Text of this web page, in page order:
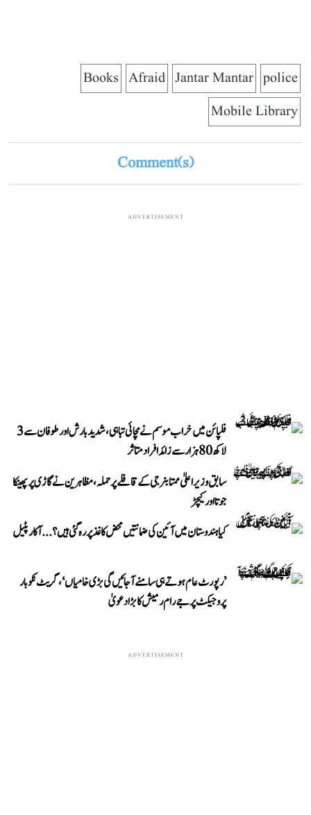
police
Jantar Mantar
Afraid
Books
Mobile Library
Comment(s)
ADVERTISEMENT
فلپائن میں خراب موسم نے مچائی تباہی، شدید بارش اور طوفان سے 3
لاکھ 80 ہزار سے زائد افراد متاثر
سابق وزیر اعلیٰ ممتا بنرجی کے قافلے پر حملہ، مظاہرین نے گاڑی پر پھینکا
جوتا اور کیچڑ
کیا ہندوستان میں آئین کی ضمانتیں محض کاغذ پر رہ گئی ہیں؟...آکار پٹیل
’رپورٹ عام ہوتے ہی سامنے آ جائیں گی بڑی خامیاں‘، گریٹ نکوبار
پروجیکٹ پر جے رام رمیش کا بڑا دعویٰ
ADVERTISEMENT